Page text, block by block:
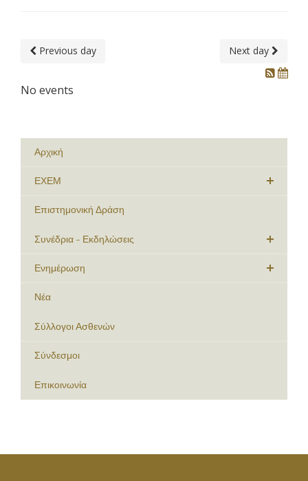
Previous day Next day
No events
Αρχική
ΕΧΕΜ
Επιστημονική Δράση
Συνέδρια - Εκδηλώσεις
Ενημέρωση
Νέα
Σύλλογοι Ασθενών
Σύνδεσμοι
Επικοινωνία